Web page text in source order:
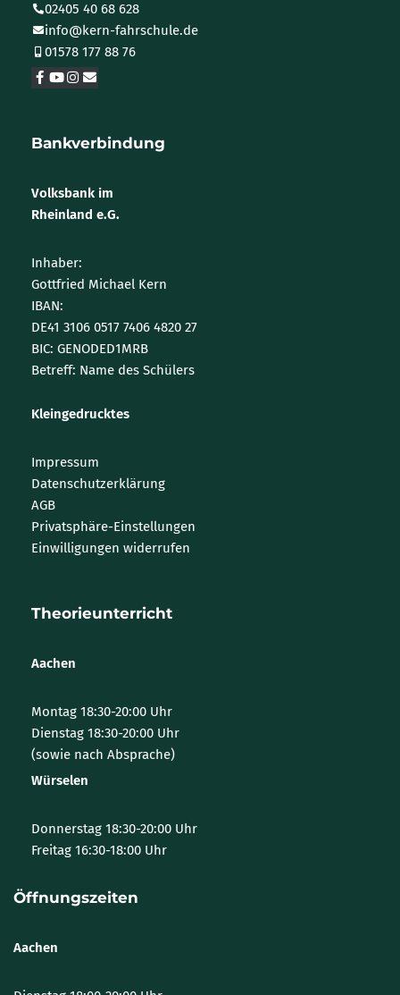
02405 40 68 628
info@kern-fahrschule.de
01578 177 88 76
Bankverbindung
Volksbank im
Rheinland e.G.
Inhaber:
Gottfried Michael Kern
IBAN:
DE41 3106 0517 7406 4820 27
BIC: GENODED1MRB
Betreff: Name des Schülers
Kleingedrucktes
Impressum
Datenschutzerklärung
AGB
Privatsphäre-Einstellungen
Einwilligungen widerrufen
Theorieunterricht
Aachen
Montag 18:30-20:00 Uhr
Dienstag 18:30-20:00 Uhr
(sowie nach Absprache)
Würselen
Donnerstag 18:30-20:00 Uhr
Freitag 16:30-18:00 Uhr
Öffnungszeiten
Aachen